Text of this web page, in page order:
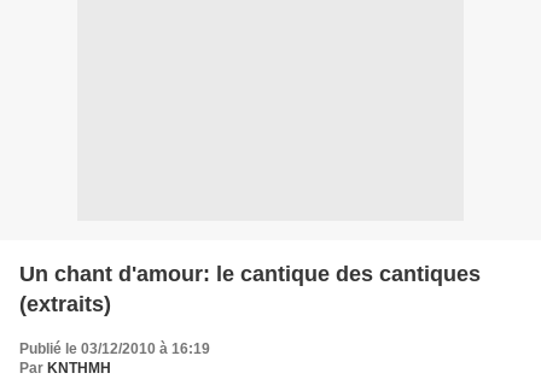
Un chant d'amour: le cantique des cantiques
(extraits)
Publié le 03/12/2010 à 16:19
Par KNTHMH